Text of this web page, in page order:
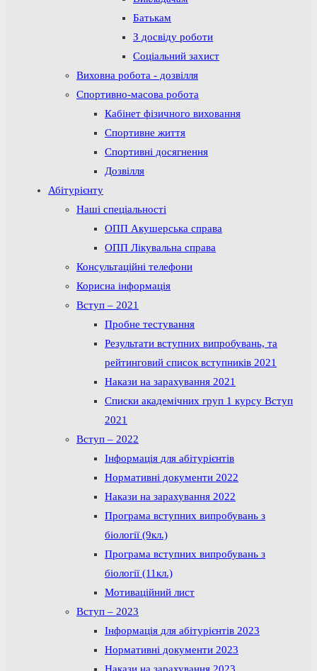
Батькам
З досвіду роботи
Соціальний захист
Виховна робота - дозвілля
Спортивно-масова робота
Кабінет фізичного виховання
Спортивне життя
Спортивні досягнення
Дозвілля
Абітурієнту
Наші спеціальності
ОПП Акушерська справа
ОПП Лікувальна справа
Консультаційні телефони
Корисна інформація
Вступ – 2021
Пробне тестування
Результати вступних випробувань, та
рейтинговий список вступників 2021
Накази на зарахування 2021
Списки академічних груп 1 курсу Вступ
2021
Вступ – 2022
Інформація для абітурієнтів
Нормативні документи 2022
Накази на зарахування 2022
Програма вступних випробувань з
біології (9кл.)
Програма вступних випробувань з
біології (11кл.)
Мотиваційний лист
Вступ – 2023
Інформація для абітурієнтів 2023
Нормативні документи 2023